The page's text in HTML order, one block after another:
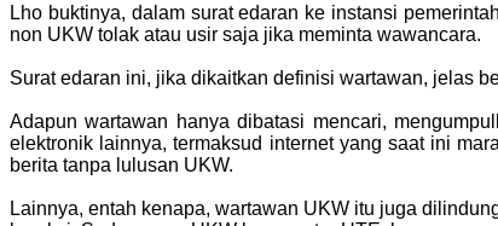
Lho buktinya, dalam surat edaran ke instansi
non UKW tolak atau usir saja jika meminta wawancara.
Surat edaran ini, jika dikaitkan definisi wartawan, jelas
Adapun wartawan hanya dibatasi mencari,
elektronik lainnya, termaksud internet yang saat ini
berita tanpa lulusan UKW.
Lainnya, entah kenapa, wartawan UKW itu juga